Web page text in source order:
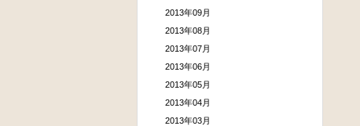
2013年09月
2013年08月
2013年07月
2013年06月
2013年05月
2013年04月
2013年03月